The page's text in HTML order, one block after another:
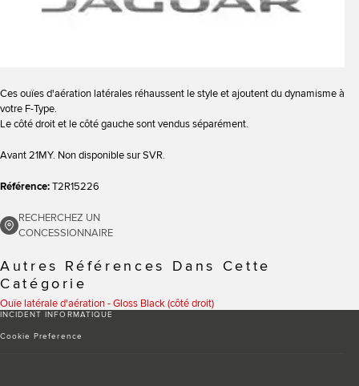
Ces ouïes d'aération latérales réhaussent le style et ajoutent du dynamisme à
votre F-Type.
Le côté droit et le côté gauche sont vendus séparément.
Avant 21MY. Non disponible sur SVR.
Référence:T2R15226
RECHERCHEZ UN
CONCESSIONNAIRE
Autres Références Dans Cette
Catégorie
Ouïe latérale d'aération - Gloss Black (côté droit)
INCIDENT INFORMATIQUE
Cookie Preference